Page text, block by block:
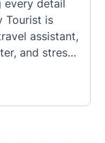
every detail
Tourist is
assistant,
and stress-
Unique?
combines
as